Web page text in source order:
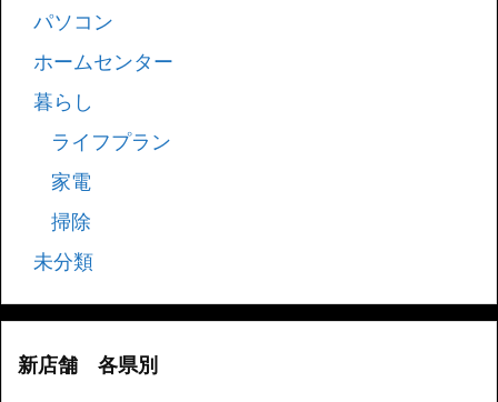
パソコン
ホームセンター
暮らし
ライフプラン
家電
掃除
未分類
新店舗 各県別